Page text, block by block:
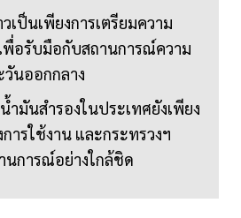
เป็นเพียงการเตรียมความ
พื่อรับมือกับสถานการณ์ความ
นออกกลาง
มันสำรองในประเทศยังเพียง
ารใช้งาน และกระทรวงฯ
นการณ์อย่างใกล้ชิด